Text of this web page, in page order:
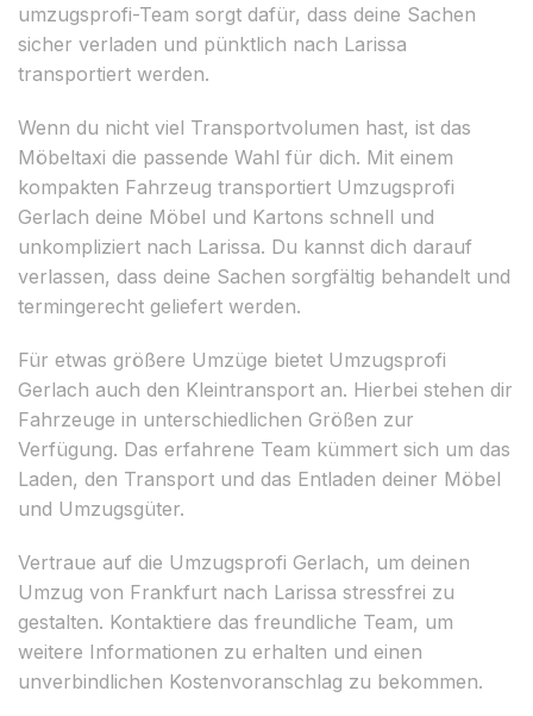
umzugsprofi-Team sorgt dafür, dass deine Sachen
sicher verladen und pünktlich nach Larissa
transportiert werden.
Wenn du nicht viel Transportvolumen hast, ist das
Möbeltaxi die passende Wahl für dich. Mit einem
kompakten Fahrzeug transportiert Umzugsprofi
Gerlach deine Möbel und Kartons schnell und
unkompliziert nach Larissa. Du kannst dich darauf
verlassen, dass deine Sachen sorgfältig behandelt und
termingerecht geliefert werden.
Für etwas größere Umzüge bietet Umzugsprofi
Gerlach auch den Kleintransport an. Hierbei stehen dir
Fahrzeuge in unterschiedlichen Größen zur
Verfügung. Das erfahrene Team kümmert sich um das
Laden, den Transport und das Entladen deiner Möbel
und Umzugsgüter.
Vertraue auf die Umzugsprofi Gerlach, um deinen
Umzug von Frankfurt nach Larissa stressfrei zu
gestalten. Kontaktiere das freundliche Team, um
weitere Informationen zu erhalten und einen
unverbindlichen Kostenvoranschlag zu bekommen.